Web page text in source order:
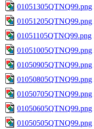
01051305QTNQ99.png
01051205QTNQ99.png
01051105QTNQ99.png
01051005QTNQ99.png
01050905QTNQ99.png
01050805QTNQ99.png
01050705QTNQ99.png
01050605QTNQ99.png
01050505QTNQ99.png